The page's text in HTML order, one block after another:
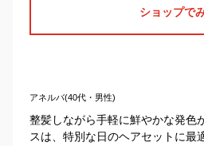
ショップで
アネルバ(40代・男性)
整髪しながら手軽に鮮やかな発色
スは、特別な日のヘアセットに最